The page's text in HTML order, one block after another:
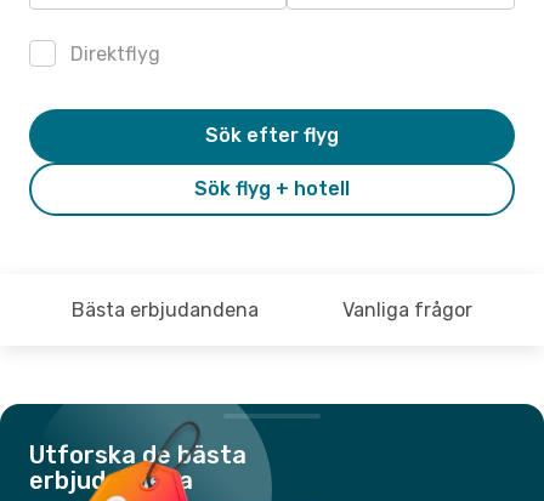
Direktflyg
Sök flyg + hotell
Sök efter flyg
Bästa erbjudandena Vanliga frågor
Utforska de bästa
erbjudandena